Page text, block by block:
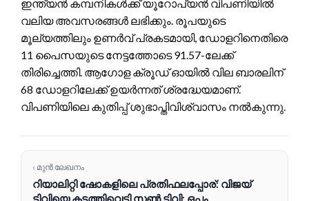
ഇന്ത്യൻ കമ്പനികൾക്ക് യൂറോപ്യൻ വിപണിയിൽ
വലിയ അവസരങ്ങൾ ലഭിക്കും. രൂപയുടെ
മൂല്യത്തിലും ഉണർവ് പ്രകടമായി, ഡോളറിനെതിരെ
11 പൈസയുടെ നേട്ടത്തോടെ 91.57-ലേക്ക്
തിരിച്ചെത്തി. ആഗോള ക്രൂഡ് ഓയിൽ വില ബാരലിന്
68 ഡോളറിലേക്ക് ഉയർന്നത് ശ്രദ്ധേയമാണ്.
വിപണിയിലെ കുതിപ്പ് ശുഭാപ്തിവിശ്വാസം നൽകുന്നു.
‹ മുൻ ലേഖനം
റിയാലിറ്റി ഷോകളിലെ പ്രതിഫലപ്പോര്: വിജയ്
ടിവിയെ കടത്തിവെട്ടി സൺ ടിവി; ഒപ്പം